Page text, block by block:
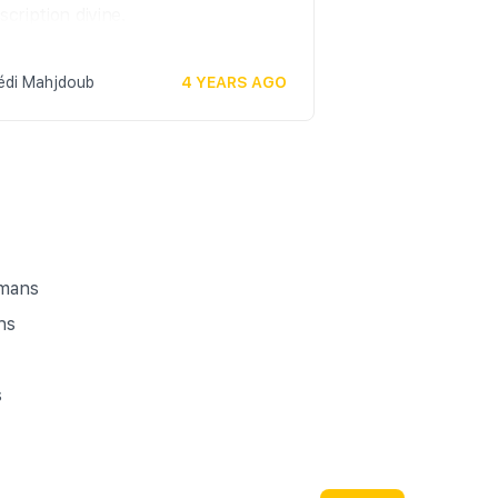
Mahjdoub 4 YEARS AGO